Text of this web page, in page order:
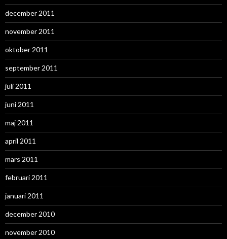
december 2011
november 2011
oktober 2011
september 2011
juli 2011
juni 2011
maj 2011
april 2011
mars 2011
februari 2011
januari 2011
december 2010
november 2010